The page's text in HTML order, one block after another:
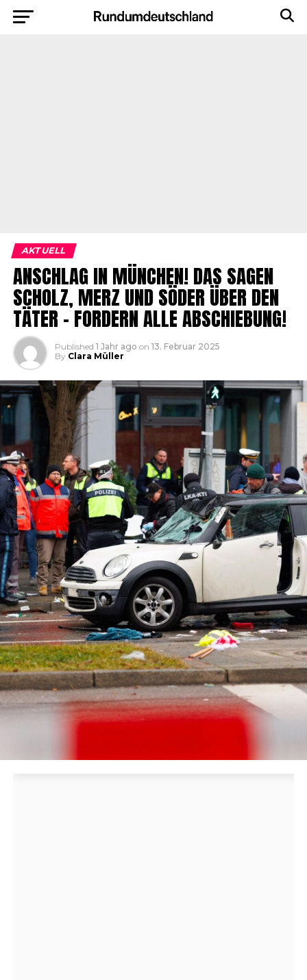
AKTUELL
ANSCHLAG IN MÜNCHEN! DAS SAGEN
SCHOLZ, MERZ UND SÖDER ÜBER DEN
TÄTER – FORDERN ALLE ABSCHIEBUNG!
Published 1 Jahr ago on 13. Februar 2025
By Clara Müller